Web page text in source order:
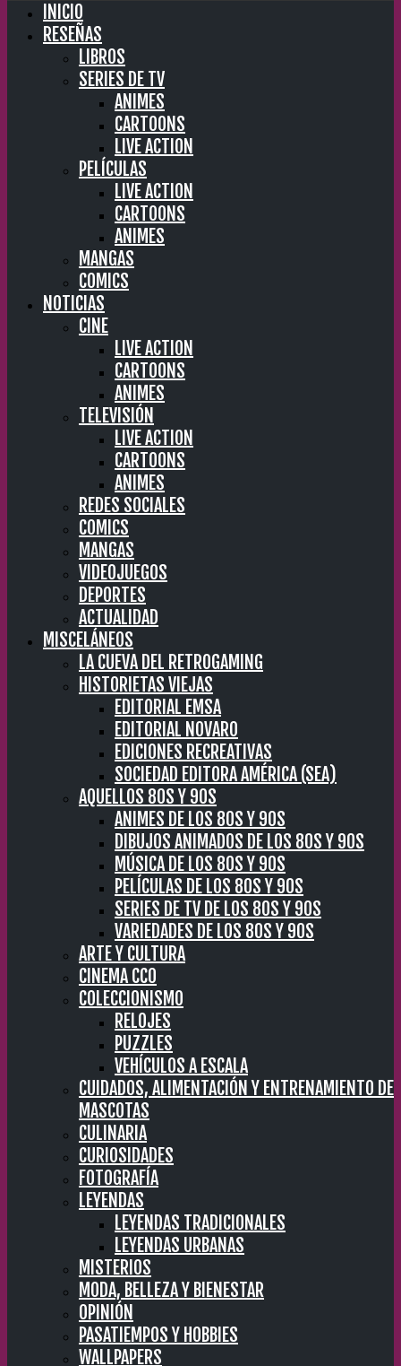
INICIO
RESEÑAS
LIBROS
SERIES DE TV
ANIMES
CARTOONS
LIVE ACTION
PELÍCULAS
LIVE ACTION
CARTOONS
ANIMES
MANGAS
COMICS
NOTICIAS
CINE
LIVE ACTION
CARTOONS
ANIMES
TELEVISIÓN
LIVE ACTION
CARTOONS
ANIMES
REDES SOCIALES
COMICS
MANGAS
VIDEOJUEGOS
DEPORTES
ACTUALIDAD
MISCELÁNEOS
LA CUEVA DEL RETROGAMING
HISTORIETAS VIEJAS
EDITORIAL EMSA
EDITORIAL NOVARO
EDICIONES RECREATIVAS
SOCIEDAD EDITORA AMÉRICA (SEA)
AQUELLOS 80S Y 90S
ANIMES DE LOS 80S Y 90S
DIBUJOS ANIMADOS DE LOS 80S Y 90S
MÚSICA DE LOS 80S Y 90S
PELÍCULAS DE LOS 80S Y 90S
SERIES DE TV DE LOS 80S Y 90S
VARIEDADES DE LOS 80S Y 90S
ARTE Y CULTURA
CINEMA CC0
COLECCIONISMO
RELOJES
PUZZLES
VEHÍCULOS A ESCALA
CUIDADOS, ALIMENTACIÓN Y ENTRENAMIENTO DE
MASCOTAS
CULINARIA
CURIOSIDADES
FOTOGRAFÍA
LEYENDAS
LEYENDAS TRADICIONALES
LEYENDAS URBANAS
MISTERIOS
MODA, BELLEZA Y BIENESTAR
OPINIÓN
PASATIEMPOS Y HOBBIES
WALLPAPERS